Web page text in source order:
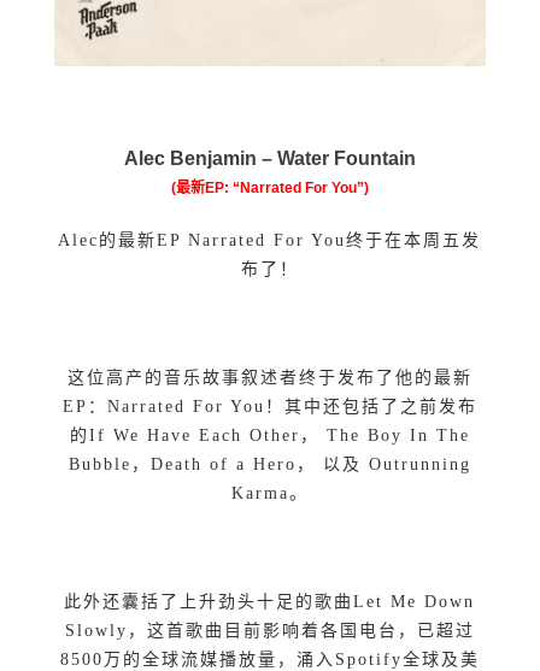
Alec Benjamin – Water Fountain
(最新EP: “Narrated For You”)
Alec的最新EP Narrated For You终于在本周五发
布了！
这位高产的音乐故事叙述者终于发布了他的最新
EP：Narrated For You！其中还包括了之前发布
的If We Have Each Other， The Boy In The
Bubble，Death of a Hero， 以及 Outrunning
Karma。
此外还囊括了上升劲头十足的歌曲Let Me Down
Slowly，这首歌曲目前影响着各国电台，已超过
8500万的全球流媒播放量，涌入Spotify全球及美